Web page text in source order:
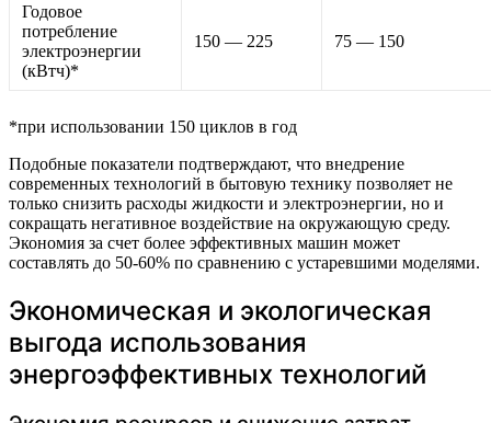
Годовое
потребление
электроэнергии
(кВтч)*
150 — 225 75 — 150
*при использовании 150 циклов в год
Подобные показатели подтверждают, что внедрение
современных технологий в бытовую технику позволяет не
только снизить расходы жидкости и электроэнергии, но и
сокращать негативное воздействие на окружающую среду.
Экономия за счет более эффективных машин может
составлять до 50-60% по сравнению с устаревшими моделями.
Экономическая и экологическая
выгода использования
энергоэффективных технологий